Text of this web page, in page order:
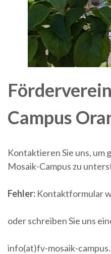
Campus
Kontaktieren Sie uns, um
Mosaik-Campus zu
Fehler: Kontaktformular
oder schreiben Sie uns
info(at)fv-mosaik-